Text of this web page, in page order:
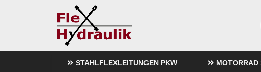
STAHLFLEXLEITUNGEN PKW